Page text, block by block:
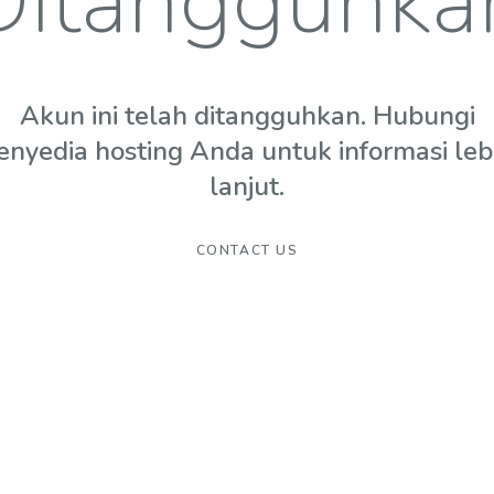
Akun ini telah ditangguhkan. Hubungi
hosting Anda untuk informasi
lanjut.
CONTACT US